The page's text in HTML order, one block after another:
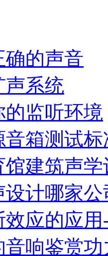
确的声音
声系统
监听环境
音箱测试标
馆建筑声
计哪家
效应的应
响鉴赏